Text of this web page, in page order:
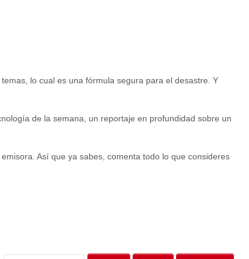
lo cual es una fórmula segura para el desastre. Y
de la semana, un reportaje en profundidad sobre un
Así que ya sabes, comenta todo lo que consideres